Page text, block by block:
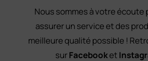
Nous sommes à votre écoute
assurer un service et des
meilleure qualité possible !
surFacebooket